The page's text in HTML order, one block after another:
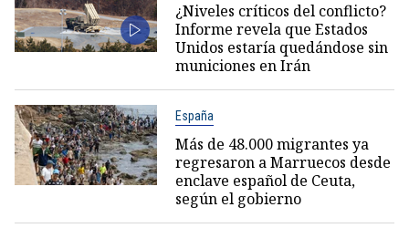
¿Niveles críticos del conflicto?
Informe revela que Estados
Unidos estaría quedándose sin
municiones en Irán
España
Más de 48.000 migrantes ya
regresaron a Marruecos desde
enclave español de Ceuta,
según el gobierno